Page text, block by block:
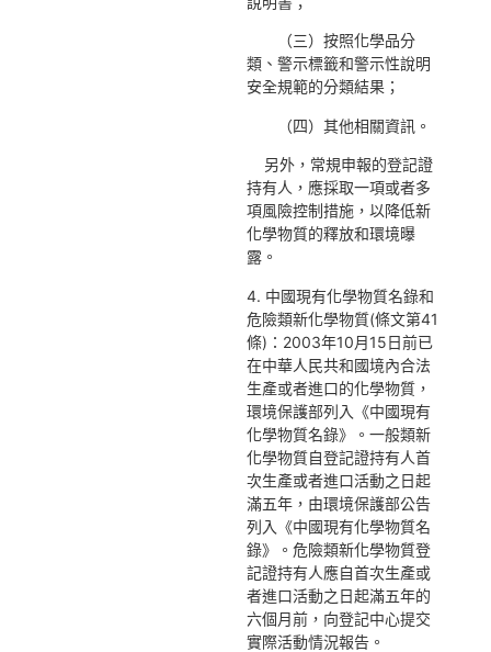
（三）按照化學品分
類、警示標籤和警示性說明
安全規範的分類結果；
（四）其他相關資訊。
另外，常規申報的登記證
持有人，應採取一項或者多
項風險控制措施，以降低新
化學物質的釋放和環境曝
露。
4. 中國現有化學物質名錄和
危險類新化學物質(條文第41
條)：2003年10月15日前已
在中華人民共和國境內合法
生產或者進口的化學物質，
環境保護部列入《中國現有
化學物質名錄》。一般類新
化學物質自登記證持有人首
次生產或者進口活動之日起
滿五年，由環境保護部公告
列入《中國現有化學物質名
錄》。危險類新化學物質登
記證持有人應自首次生產或
者進口活動之日起滿五年的
六個月前，向登記中心提交
實際活動情況報告。